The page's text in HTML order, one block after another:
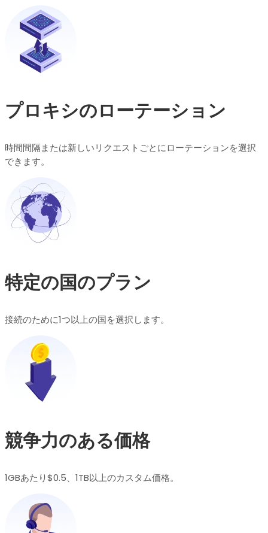
プロキシのローテーション
時間間隔または新しいリクエストごとにローテーションを選択
できます。
特定の国のプラン
接続のために1つ以上の国を選択します。
競争力のある価格
1GBあたり$0.5、1TB以上のカスタム価格。